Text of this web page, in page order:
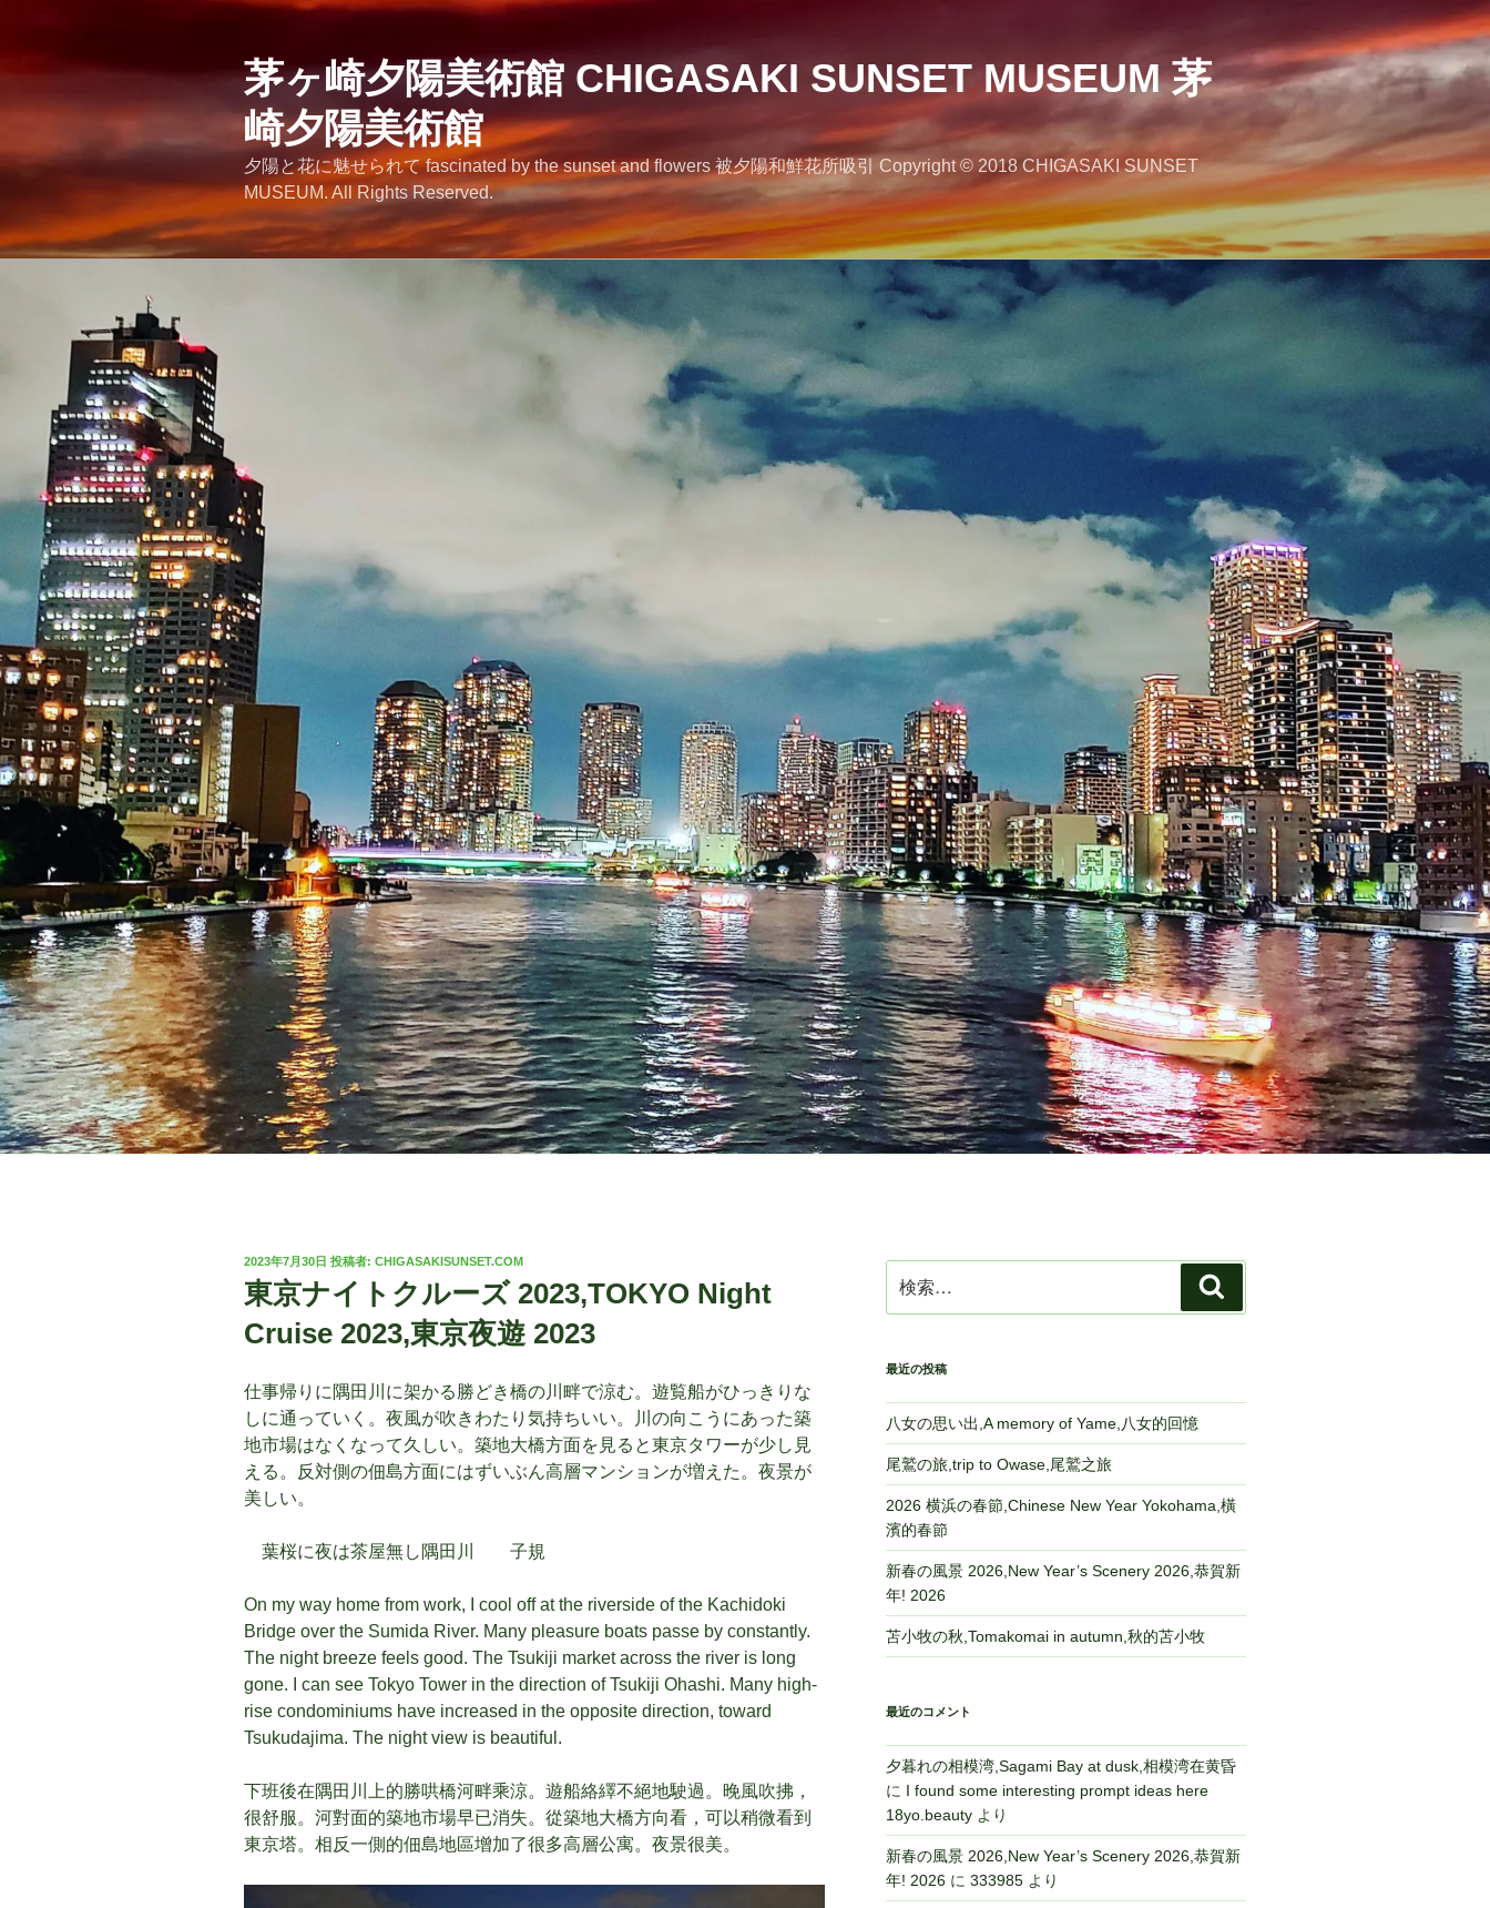
ス
ッ
プ
茅ヶ崎夕陽美術館 CHIGASAKI SUNSET MUSEUM 茅
崎夕陽美術館
夕陽と花に魅せられて fascinated by the sunset and flowers 被夕陽和鮮花所吸引 Copyright © 2018 CHIGASAKI SUNSET
MUSEUM. All Rights Reserved.
投
日:
2023年7月30日 投稿者: CHIGASAKISUNSET.COM
東京ナイトクルーズ 2023,TOKYO Night
Cruise 2023,東京夜遊 2023
仕事帰りに隅田川に架かる勝どき橋の川畔で涼む。遊覧船がひっきりな
しに通っていく。夜風が吹きわたり気持ちいい。川の向こうにあった築
地市場はなくなって久しい。築地大橋方面を見ると東京タワーが少し見
える。反対側の佃島方面にはずいぶん高層マンションが増えた。夜景が
美しい。
葉桜に夜は茶屋無し隅田川 子規
On my way home from work, I cool off at the riverside of the Kachidoki
Bridge over the Sumida River. Many pleasure boats passe by constantly.
The night breeze feels good. The Tsukiji market across the river is long
gone. I can see Tokyo Tower in the direction of Tsukiji Ohashi. Many high-
rise condominiums have increased in the opposite direction, toward
Tsukudajima. The night view is beautiful.
下班後在隅田川上的勝哄橋河畔乘涼。遊船絡繹不絕地駛過。晚風吹拂，
很舒服。河對面的築地市場早已消失。從築地大橋方向看，可以稍微看到
東京塔。相反一側的佃島地區增加了很多高層公寓。夜景很美。
索:
索
最近の投稿
八女の思い出,A memory of Yame,八女的回憶
尾鷲の旅,trip to Owase,尾鷲之旅
2026 横浜の春節,Chinese New Year Yokohama,橫
濱的春節
新春の風景 2026,New Year’s Scenery 2026,恭賀新
年! 2026
苫小牧の秋,Tomakomai in autumn,秋的苫小牧
最近のコメント
夕暮れの相模湾,Sagami Bay at dusk,相模湾在黄昏
に I found some interesting prompt ideas here
18yo.beautyより
新春の風景 2026,New Year’s Scenery 2026,恭賀新
年! 2026に 333985より